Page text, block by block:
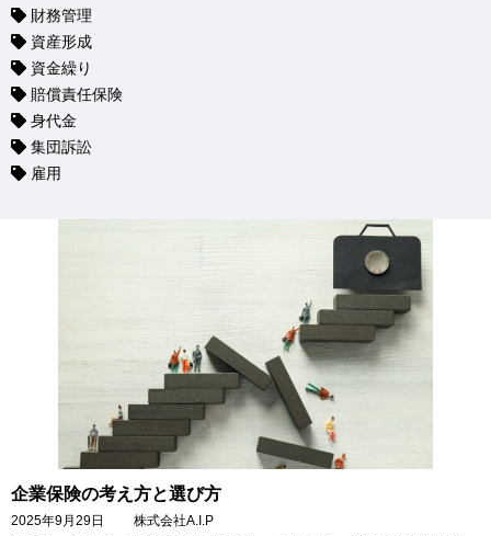
財務管理
資産形成
資金繰り
賠償責任保険
身代金
集団訴訟
雇用
企業保険の考え方と選び方
2025年9月29日 株式会社A.I.P